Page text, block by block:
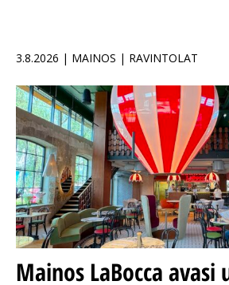
3.8.2026 | MAINOS | RAVINTOLAT
MainosLaBocca avasi